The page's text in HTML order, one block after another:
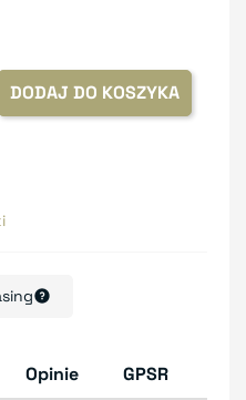
DODAJ DO KOSZYKA
Opinie GPSR